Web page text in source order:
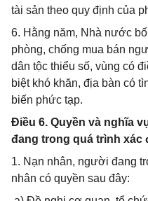
tài sản theo quy định của
6. Hằng năm, Nhà nước
phòng, chống mua bán
dân tộc thiểu số, vùng có
biệt khó khăn, địa bàn có
biến phức tạp.
Điều 6. Quyền và nghĩa
đang trong quá trình xác
1. Nạn nhân, người đang
nhân có quyền sau đây: